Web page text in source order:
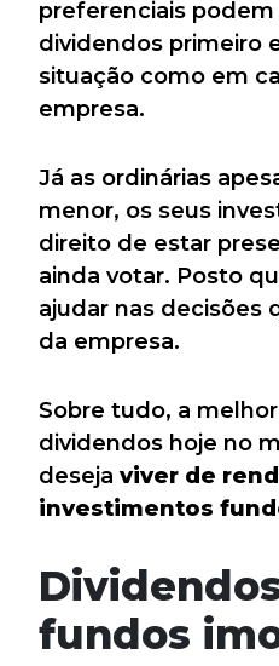
preferenciais
dividendos primeiro
situação como em
empresa.
Já as ordinárias
menor, os seus
direito de estar
ainda votar. Posto
ajudar nas decisões
da empresa.
Sobre tudo, a
dividendos hoje no
deseja viver de
investimentos
fundos